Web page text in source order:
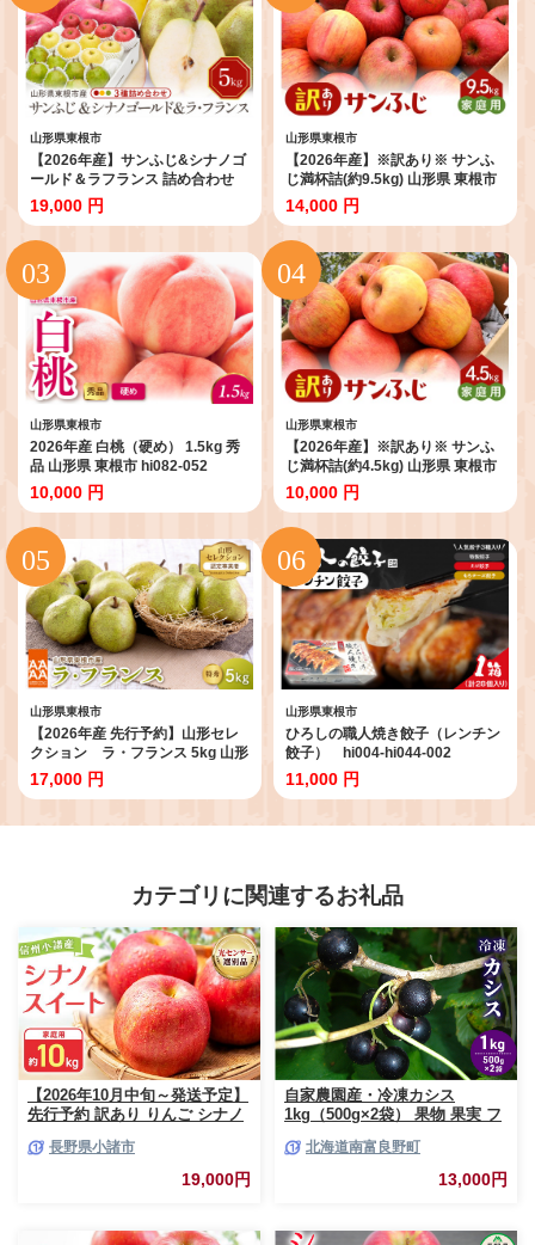
山形県東根市
【2026年産】サンふじ&シナノゴ
ールド＆ラフランス 詰め合わせ
5kg 秀品 化粧箱入り 山形県 東根
市 東根農産センター提供 hi027-
213-r8
19,000 円
山形県東根市
【2026年産】※訳あり※ サンふ
じ満杯詰(約9.5kg) 山形県 東根市
東根農産センター提供 hi027-204-
14,000 円
山形県東根市
2026年産 白桃（硬め） 1.5kg 秀
品 山形県 東根市 hi082-052
10,000 円
山形県東根市
【2026年産】※訳あり※ サンふ
じ満杯詰(約4.5kg) 山形県 東根市
東根農産センター提供 hi027-203-
r8
10,000 円
山形県東根市
【2026年産 先行予約】山形セレ
クション ラ・フランス 5kg 山形
県 東根市 鈴木農園提供 hi069-
018
17,000 円
山形県東根市
ひろしの職人焼き餃子（レンチン
餃子） hi004-hi044-002
11,000 円
カテゴリに関連するお礼品
【2026年10月中旬～発送予定】
先行予約 訳あり りんご シナノ
庭用 フルーツ 果物 甘い 訳あり
長野県小諸市
19,000円
自家農園産・冷凍カシス
1kg（500g×2袋） 果物 果実 フ
北海道南富良野町
13,000円